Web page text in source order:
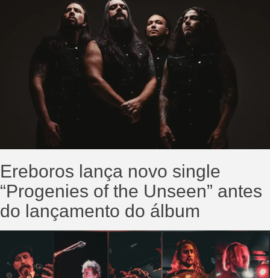
Ereboros lança novo single
“Progenies of the Unseen” antes
do lançamento do álbum